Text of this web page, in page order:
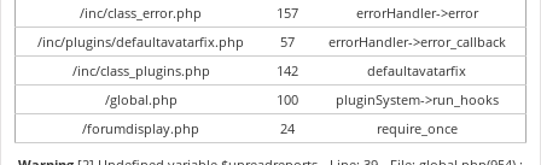
/inc/class_error.php
157
errorHandler->error
/inc/plugins/defaultavatarfix.php
57
errorHandler->error_callback
/inc/class_plugins.php
142
defaultavatarfix
/global.php
100
pluginSystem->run_hooks
/forumdisplay.php
24
require_once